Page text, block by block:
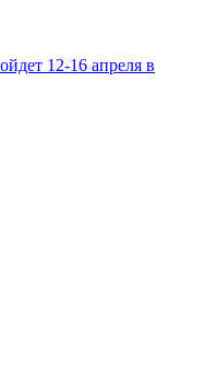
12-16 апреля в